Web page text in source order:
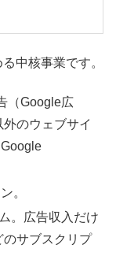
中核事業です。
（Google広
のウェブサイ
。
。広告収入だけ
のサブスクリプ